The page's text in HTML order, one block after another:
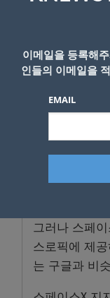
분석가들과
머스크가 우
스페이스X는
하는 인공지
인수한다고
그러나 스페
스로픽에 제
는 구글과 비
이메일을 등록해
인들의 이메일을
EMAIL